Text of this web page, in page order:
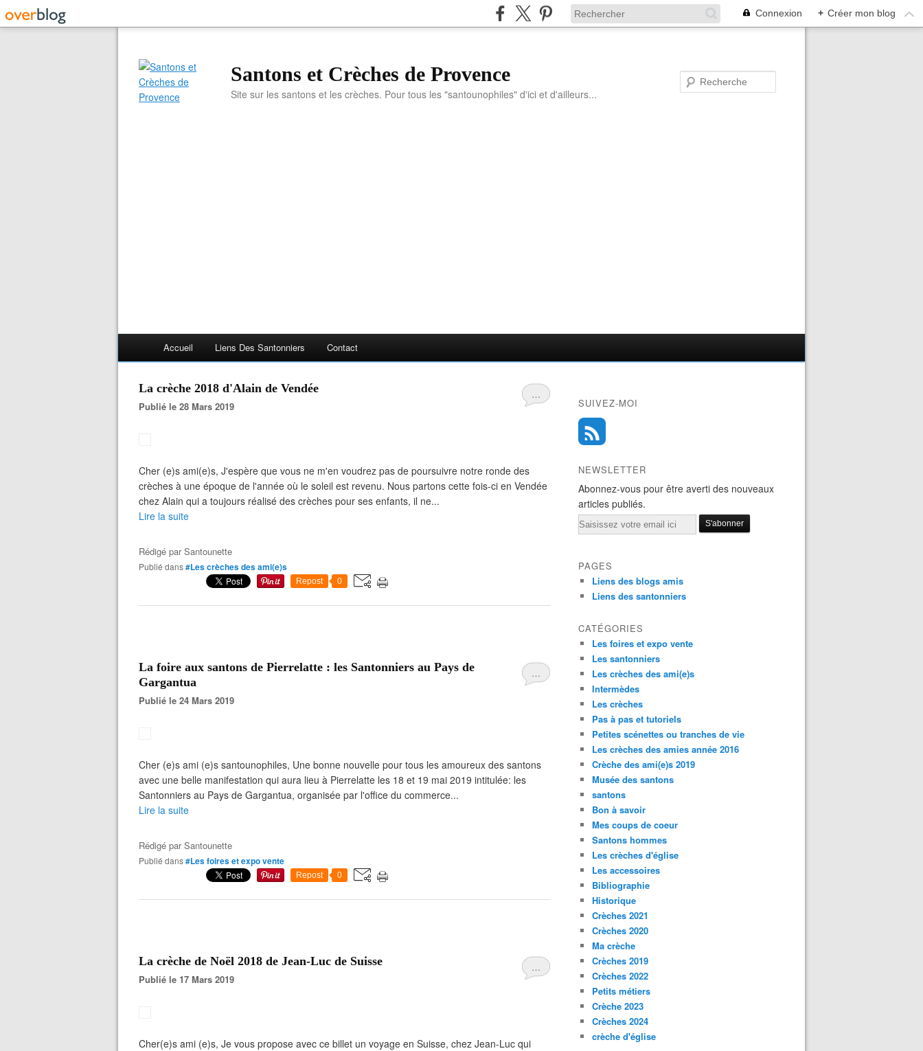
Connexion + Créer mon blog
Santons et Crèches de Provence
Site sur les santons et les crèches. Pour tous les "santounophiles" d'ici et d'ailleurs...
Accueil Liens Des Santonniers Contact
…
La crèche 2018 d'Alain de Vendée
Publié le 28 Mars 2019
Cher (e)s ami(e)s, J'espère que vous ne m'en voudrez pas de poursuivre notre ronde des
crèches à une époque de l'année où le soleil est revenu. Nous partons cette fois-ci en Vendée
chez Alain qui a toujours réalisé des crèches pour ses enfants, il ne...
Lire la suite
Rédigé parSantounette
Publié dans#Les crèches des ami(e)s
Repost 0
…
La foire aux santons de Pierrelatte : les Santonniers au Pays de
Gargantua
Publié le 24 Mars 2019
Cher (e)s ami (e)s santounophiles, Une bonne nouvelle pour tous les amoureux des santons
avec une belle manifestation qui aura lieu à Pierrelatte les 18 et 19 mai 2019 intitulée: les
Santonniers au Pays de Gargantua, organisée par l'office du commerce...
Lire la suite
Rédigé parSantounette
Publié dans#Les foires et expo vente
Repost 0
…
La crèche de Noël 2018 de Jean-Luc de Suisse
Publié le 17 Mars 2019
Cher(e)s ami (e)s, Je vous propose avec ce billet un voyage en Suisse, chez Jean-Luc qui
SUIVEZ-MOI
NEWSLETTER
Abonnez-vous pour être averti des nouveaux
articles publiés.
Email
PAGES
Liens des blogs amis
Liens des santonniers
CATÉGORIES
Les foires et expo vente
Les santonniers
Les crèches des ami(e)s
Intermèdes
Les crèches
Pas à pas et tutoriels
Petites scénettes ou tranches de vie
Les crèches des amies année 2016
Crèche des ami(e)s 2019
Musée des santons
santons
Bon à savoir
Mes coups de coeur
Santons hommes
Les crèches d'église
Les accessoires
Bibliographie
Historique
Crèches 2021
Crèches 2020
Ma crèche
Crèches 2019
Crèches 2022
Petits métiers
Crèche 2023
Crèches 2024
crèche d'église